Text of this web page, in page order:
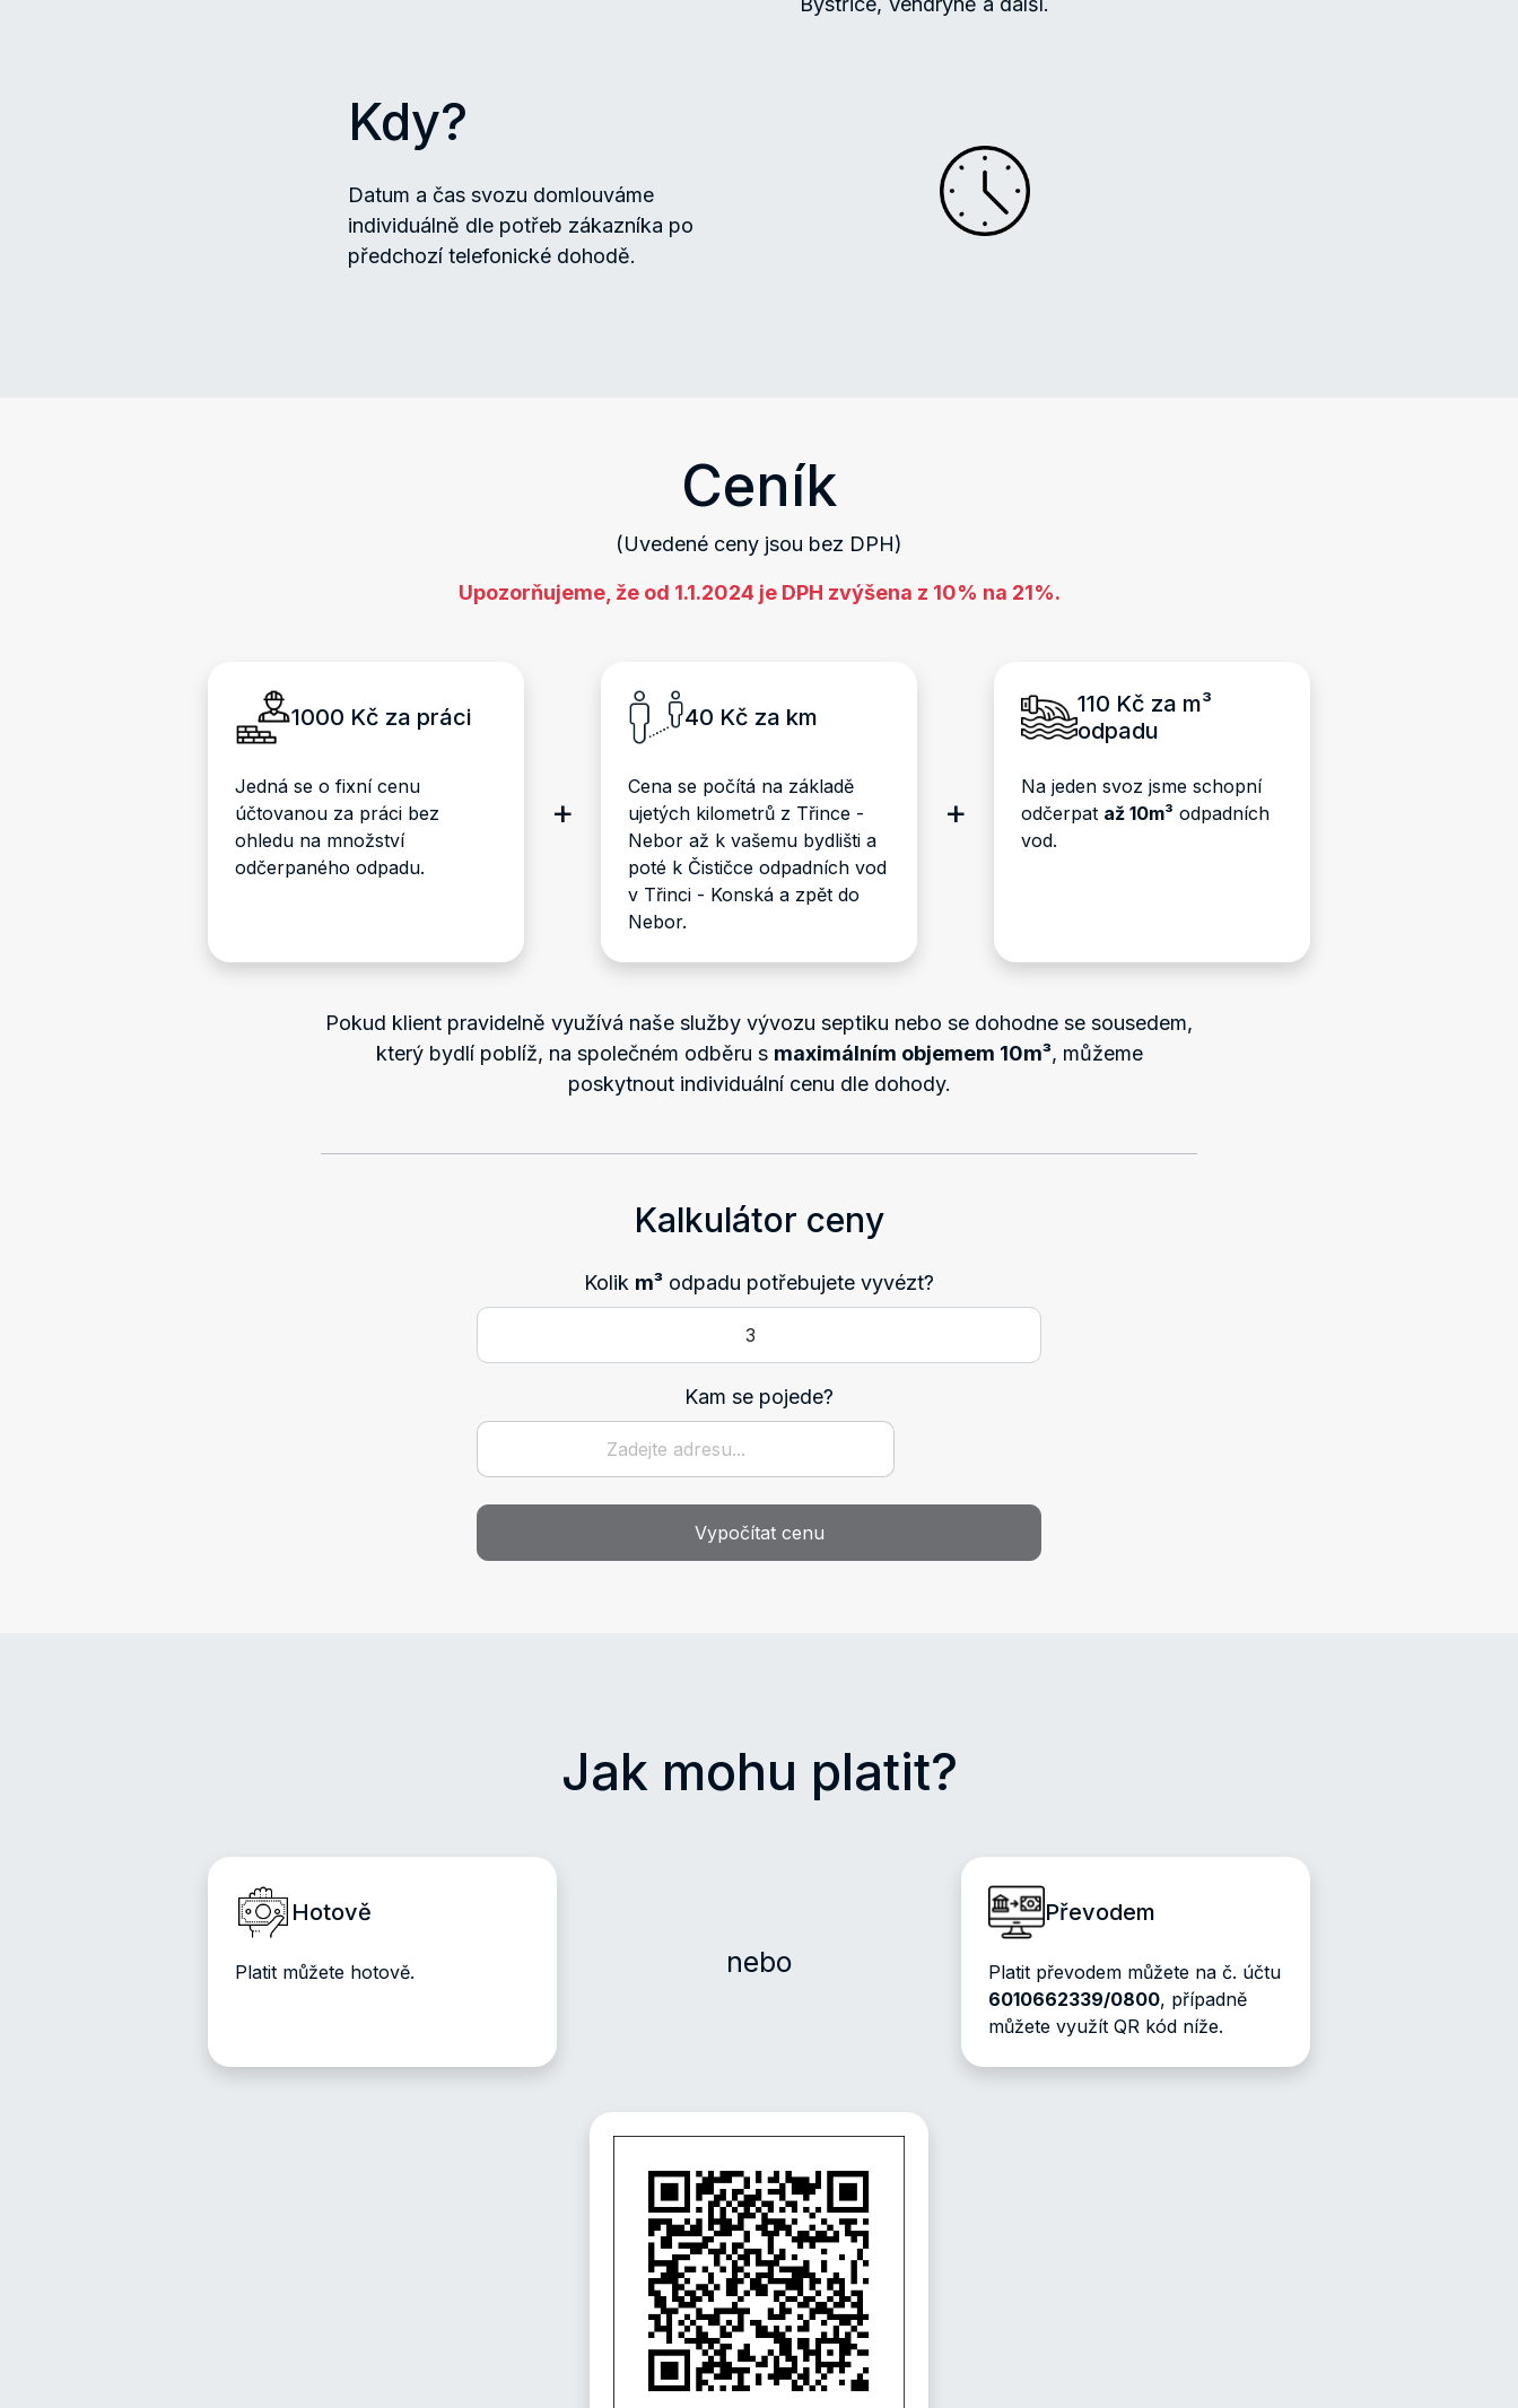
Kdy?
Datum a čas svozu domlouváme
individuálně dle potřeb zákazníka po
předchozí telefonické dohodě.
Ceník
(Uvedené ceny jsou bez DPH)
Upozorňujeme, že od 1.1.2024 je DPH zvýšena z 10% na 21%.
1000 Kč za práci
Jedná se o fixní cenu
účtovanou za práci bez
ohledu na množství
odčerpaného odpadu.
+
40 Kč za km
Cena se počítá na základě
ujetých kilometrů z Třince -
Nebor až k vašemu bydlišti a
poté k Čističce odpadních vod
v Třinci - Konská a zpět do
Nebor.
+
110 Kč za m³
odpadu
Na jeden svoz jsme schopní
odčerpat až 10m³ odpadních
vod.
Pokud klient pravidelně využívá naše služby vývozu septiku nebo se dohodne se sousedem,
který bydlí poblíž, na společném odběru s maximálním objemem 10m³, můžeme
poskytnout individuální cenu dle dohody.
Kalkulátor ceny
Kolik m³ odpadu potřebujete vyvézt?
Kam se pojede?
Vypočítat cenu
Jak mohu platit?
Hotově
Platit můžete hotově. nebo
Převodem
Platit převodem můžete na č. účtu
6010662339/0800, případně
můžete využít QR kód níže.